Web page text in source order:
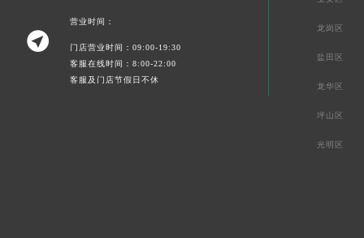

营业时间：
门店营业时间：09:00-19:30
客服在线时间：8:00-22:00
客服及门店节假日不休
龙岗区
盐田区
龙华区
坪山区
光明区